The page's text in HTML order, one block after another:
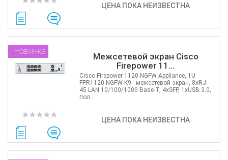
ЦЕНА ПОКА НЕИЗВЕСТНА
Межсетевой экран Cisco
Firepower 11...
Новинка
ЦЕНА ПОКА НЕИЗВЕСТНА
Cisco Firepower 1120 NGFW Appliance, 1U
FPR1120-NGFW-K9 - межсетевой экран, 8хRJ-
45 LAN 10/100/1000 Base-T, 4xSFP, 1хUSB 3.0,
пол...